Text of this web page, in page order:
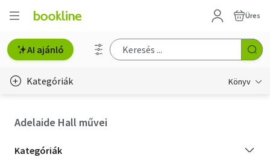
Üres
AI ajánló
Kategóriák Könyv
Adelaide Hall művei
Kategória
Kategóriák